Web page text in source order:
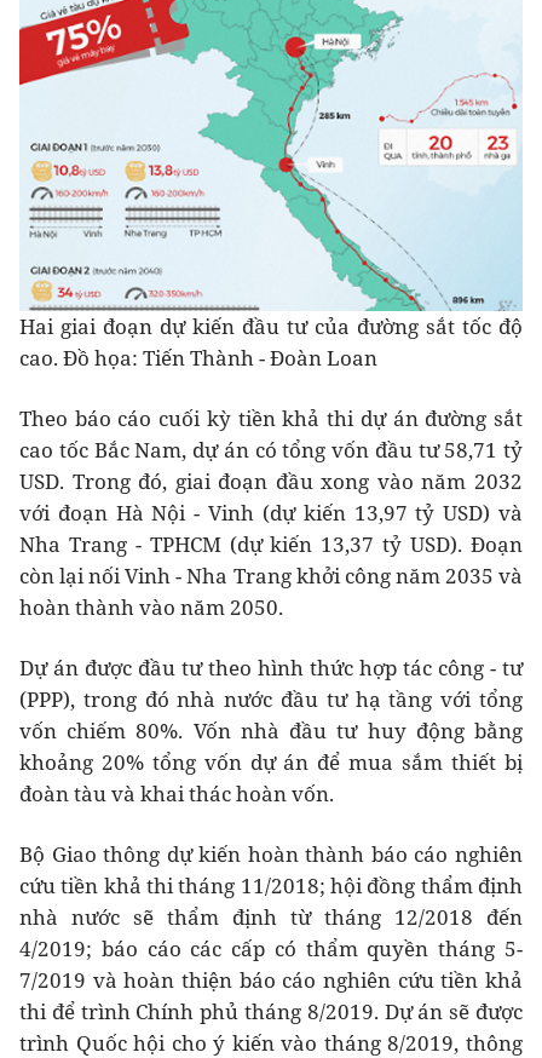
Hai giai đoạn dự kiến đầu tư của đường sắt tốc độ
cao. Đồ họa: Tiến Thành - Đoàn Loan
Theo báo cáo cuối kỳ tiền khả thi dự án đường sắt
cao tốc Bắc Nam, dự án có tổng vốn đầu tư 58,71 tỷ
USD. Trong đó, giai đoạn đầu xong vào năm 2032
với đoạn Hà Nội - Vinh (dự kiến 13,97 tỷ USD) và
Nha Trang - TPHCM (dự kiến 13,37 tỷ USD). Đoạn
còn lại nối Vinh - Nha Trang khởi công năm 2035 và
hoàn thành vào năm 2050.
Dự án được đầu tư theo hình thức hợp tác công - tư
(PPP), trong đó nhà nước đầu tư hạ tầng với tổng
vốn chiếm 80%. Vốn nhà đầu tư huy động bằng
khoảng 20% tổng vốn dự án để mua sắm thiết bị
đoàn tàu và khai thác hoàn vốn.
Bộ Giao thông dự kiến hoàn thành báo cáo nghiên
cứu tiền khả thi tháng 11/2018; hội đồng thẩm định
nhà nước sẽ thẩm định từ tháng 12/2018 đến
4/2019; báo cáo các cấp có thẩm quyền tháng 5-
7/2019 và hoàn thiện báo cáo nghiên cứu tiền khả
thi để trình Chính phủ tháng 8/2019. Dự án sẽ được
trình Quốc hội cho ý kiến vào tháng 8/2019, thông